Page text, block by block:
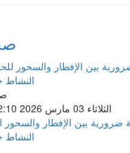
الثلاثاء 03 مارس 2026 12:10 صباحاً
بين الإفطار والسحور
النشاط